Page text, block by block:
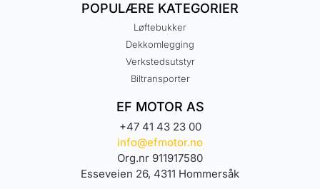
POPULÆRE KATEGORIER
Løftebukker
Dekkomlegging
Verkstedsutstyr
Biltransporter
EF MOTOR AS
+47 41 43 23 00
info@efmotor.no
Org.nr 911917580
Esseveien 26, 4311 Hommersåk